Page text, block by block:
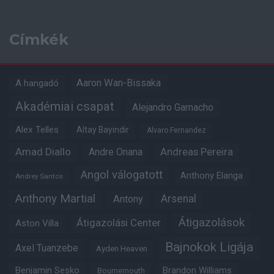
Címkék
A hangadó Aaron Wan-Bissaka
Akadémiai csapat Alejandro Garnacho
Alex Telles Altay Bayindir Alvaro Fernandez
Amad Diallo Andre Onana Andreas Pereira
Andrey Santos Angol válogatott Anthony Elanga
Anthony Martial Antony Arsenal
Aston Villa Átigazolási Center Átigazolások
Axel Tuanzebe Ayden Heaven Bajnokok Ligája
Benjamin Sesko Bournemouth Brandon Williams